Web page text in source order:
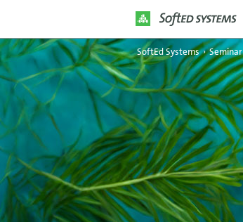
SoftEd Systems › Seminar